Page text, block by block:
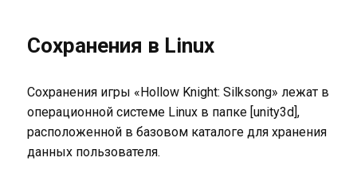
Сохранения в Linux
Сохранения игры «Hollow Knight: Silksong» лежат в
операционной системе Linux в папке [unity3d],
расположенной в базовом каталоге для хранения
данных пользователя.